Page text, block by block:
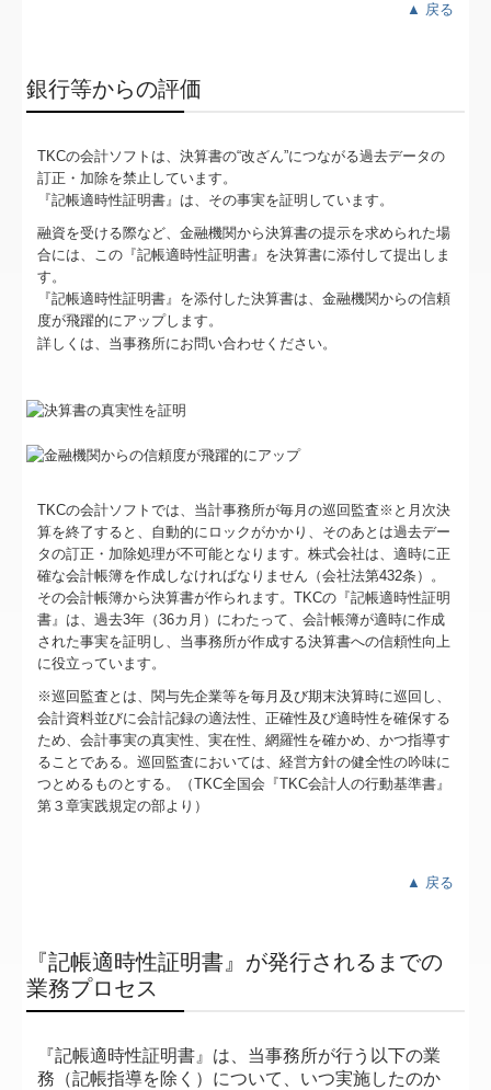
経営理念
業務案内
交通案内
お問合せ
リンク集
▲ 戻る
銀行等からの評価
TKCの会計ソフトは、決算書の“改ざん”につながる過去データの
訂正・加除を禁止しています。
『記帳適時性証明書』は、その事実を証明しています。
融資を受ける際など、金融機関から決算書の提示を求められた場
合には、この『記帳適時性証明書』を決算書に添付して提出しま
す。
『記帳適時性証明書』を添付した決算書は、金融機関からの信頼
度が飛躍的にアップします。
詳しくは、当事務所にお問い合わせください。
TKCの会計ソフトでは、当計事務所が毎月の巡回監査※と月次決
算を終了すると、自動的にロックがかかり、そのあとは過去デー
タの訂正・加除処理が不可能となります。株式会社は、適時に正
確な会計帳簿を作成しなければなりません（会社法第432条）。
その会計帳簿から決算書が作られます。TKCの『記帳適時性証明
書』は、過去3年（36カ月）にわたって、会計帳簿が適時に作成
された事実を証明し、当事務所が作成する決算書への信頼性向上
に役立っています。
※巡回監査とは、関与先企業等を毎月及び期末決算時に巡回し、
会計資料並びに会計記録の適法性、正確性及び適時性を確保する
ため、会計事実の真実性、実在性、網羅性を確かめ、かつ指導す
ることである。巡回監査においては、経営方針の健全性の吟味に
つとめるものとする。（TKC全国会『TKC会計人の行動基準書』
第３章実践規定の部より）
▲ 戻る
『記帳適時性証明書』が発行されるまでの
業務プロセス
『記帳適時性証明書』は、当事務所が行う以下の業
務（記帳指導を除く）について、いつ実施したのか